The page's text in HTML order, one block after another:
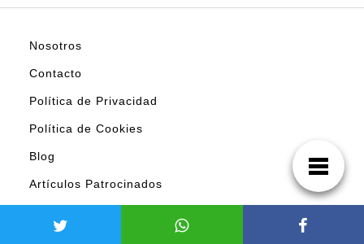
Nosotros
Contacto
Política de Privacidad
Política de Cookies
Blog
Artículos Patrocinados